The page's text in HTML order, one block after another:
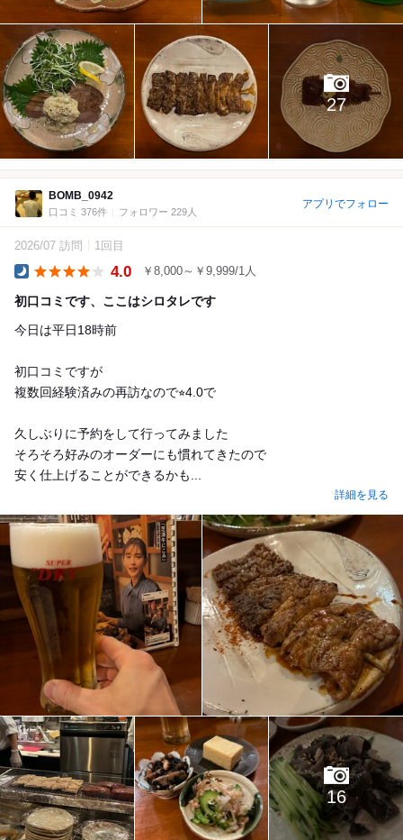
27
BOMB_0942
口コミ 376件 フォロワー 229人
アプリでフォロー
2026/07 訪問 1回目
4.0 ￥8,000～￥9,999/1人
初口コミです、ここはシロタレです
今日は平日18時前
初口コミですが
複数回経験済みの再訪なので⭐︎4.0で
久しぶりに予約をして行ってみました
そろそろ好みのオーダーにも慣れてきたので
安く仕上げることができるかも...
詳細を見る
16